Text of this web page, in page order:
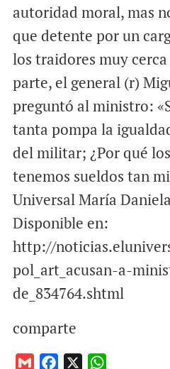
autoridad moral, mas
que detente por un
los traidores muy
parte, el general (r)
preguntó al ministro:
tanta pompa la
del militar; ¿Por qué
tenemos sueldos tan
Universal María
Disponible en:
http://
pol_art_acusan-a-
de_834764.shtml
comparte